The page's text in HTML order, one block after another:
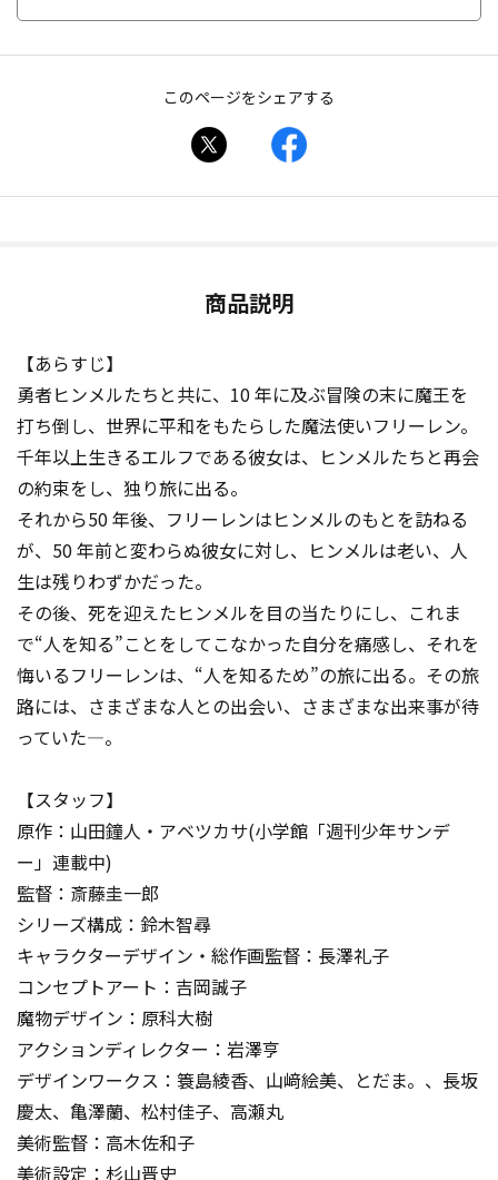
このページをシェアする
商品説明
【あらすじ】
勇者ヒンメルたちと共に、10 年に及ぶ冒険の末に魔王を
打ち倒し、世界に平和をもたらした魔法使いフリーレン。
千年以上生きるエルフである彼女は、ヒンメルたちと再会
の約束をし、独り旅に出る。
それから50 年後、フリーレンはヒンメルのもとを訪ねる
が、50 年前と変わらぬ彼女に対し、ヒンメルは老い、人
生は残りわずかだった。
その後、死を迎えたヒンメルを目の当たりにし、これま
で“人を知る”ことをしてこなかった自分を痛感し、それを
悔いるフリーレンは、“人を知るため”の旅に出る。その旅
路には、さまざまな人との出会い、さまざまな出来事が待
っていた―。
【スタッフ】
原作：山田鐘人・アベツカサ(小学館「週刊少年サンデ
ー」連載中)
監督：斎藤圭一郎
シリーズ構成：鈴木智尋
キャラクターデザイン・総作画監督：長澤礼子
コンセプトアート：吉岡誠子
魔物デザイン：原科大樹
アクションディレクター：岩澤亨
デザインワークス：簑島綾香、山﨑絵美、とだま。、長坂
慶太、亀澤蘭、松村佳子、高瀬丸
美術監督：高木佐和子
美術設定：杉山晋史